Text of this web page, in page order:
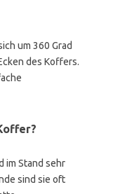
um 360 Grad
des Koffers.
im Stand sehr
sind sie oft